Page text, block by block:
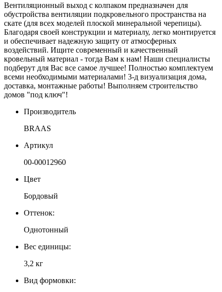
Вентиляционный выход с колпаком предназначен для
обустройства вентиляции подкровельного пространства на
скате (для всех моделей плоской минеральной черепицы).
Благодаря своей конструкции и материалу, легко монтируется
и обеспечивает надежную защиту от атмосферных
воздействий. Ищите современный и качественный
кровельный материал - тогда Вам к нам! Наши специалисты
подберут для Вас все самое лучшее! Полностью комплектуем
всеми необходимыми материалами! 3-д визуализация дома,
доставка, монтажные работы! Выполняем строительство
домов "под ключ"!
Производитель
BRAAS
Артикул
00-00012960
Цвет
Бордовый
Оттенок:
Однотонный
Вес единицы:
3,2 кг
Вид формовки: